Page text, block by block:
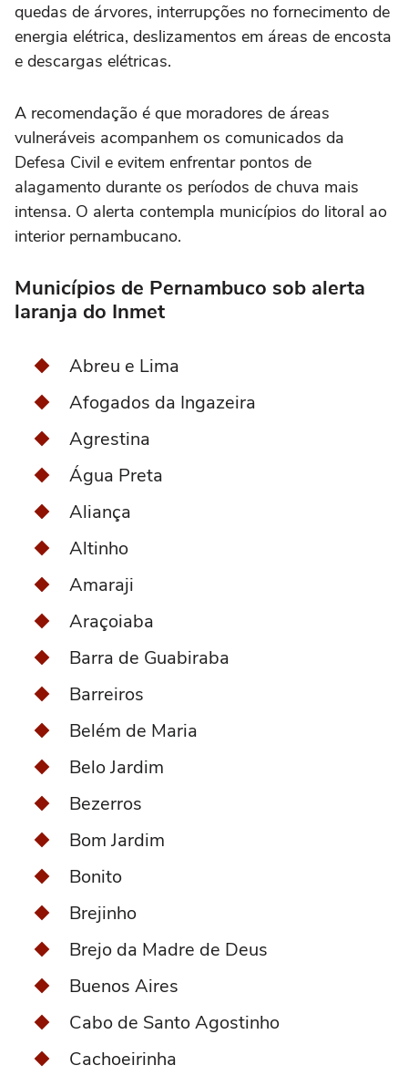
quedas de árvores, interrupções no fornecimento de
energia elétrica, deslizamentos em áreas de encosta
e descargas elétricas.
A recomendação é que moradores de áreas
vulneráveis acompanhem os comunicados da
Defesa Civil e evitem enfrentar pontos de
alagamento durante os períodos de chuva mais
intensa. O alerta contempla municípios do litoral ao
interior pernambucano.
Municípios de Pernambuco sob alerta
laranja do Inmet
Abreu e Lima
Afogados da Ingazeira
Agrestina
Água Preta
Aliança
Altinho
Amaraji
Araçoiaba
Barra de Guabiraba
Barreiros
Belém de Maria
Belo Jardim
Bezerros
Bom Jardim
Bonito
Brejinho
Brejo da Madre de Deus
Buenos Aires
Cabo de Santo Agostinho
Cachoeirinha